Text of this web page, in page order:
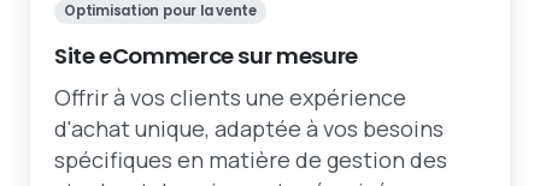
Optimisation pour la vente
Site eCommerce sur mesure
Offrir à vos clients une expérience
d'achat unique, adaptée à vos besoins
spécifiques en matière de gestion des